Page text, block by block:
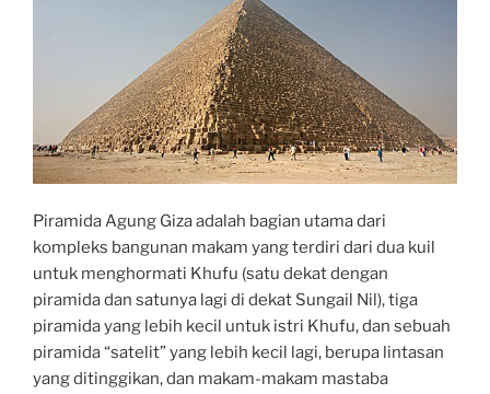
Piramida Agung Giza adalah bagian utama dari
kompleks bangunan makam yang terdiri dari dua kuil
untuk menghormati Khufu (satu dekat dengan
piramida dan satunya lagi di dekat Sungail Nil), tiga
piramida yang lebih kecil untuk istri Khufu, dan sebuah
piramida “satelit” yang lebih kecil lagi, berupa lintasan
yang ditinggikan, dan makam-makam mastaba